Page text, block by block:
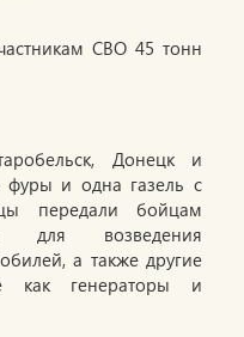
Донецк и
фуры и одна газель с
передали бойцам
для возведения
а также другие
как генераторы и